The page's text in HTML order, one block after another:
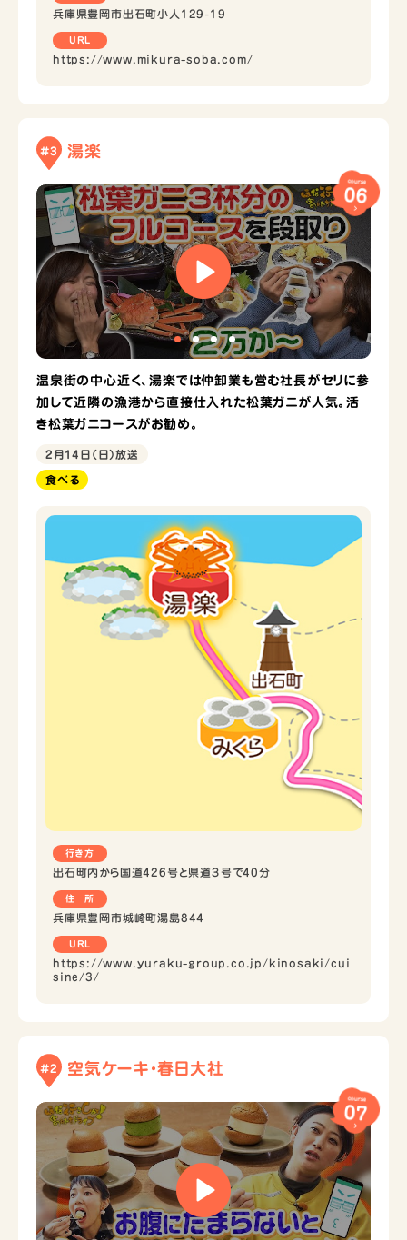
兵庫県豊岡市出石町小人129-19
URL
https://www.mikura-soba.com/
#3 湯楽
course
06
温泉街の中心近く、湯楽では仲卸業も営む社長がセリに参
加して近隣の漁港から直接仕入れた松葉ガニが人気。活
き松葉ガニコースがお勧め。
2月14日（日）放送
食べる
行き方
出石町内から国道426号と県道３号で40分
住 所
兵庫県豊岡市城崎町湯島844
URL
https://www.yuraku-group.co.jp/kinosaki/cui
sine/3/
#2 空気ケーキ・春日大社
course
07